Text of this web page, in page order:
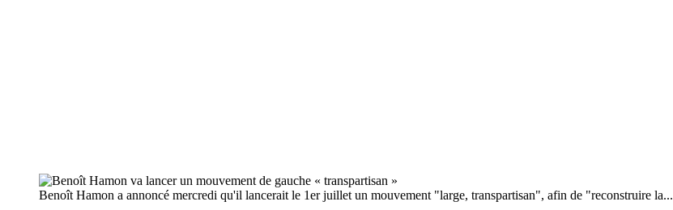
Benoît Hamon a annoncé mercredi qu'il lancerait le 1er juillet un mouvement "large, transpartisan", afin de "reconstruire la...